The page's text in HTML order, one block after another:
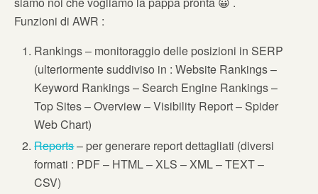
Funzioni di AWR :
Rankings – monitoraggio delle posizioni in SERP
(ulteriormente suddiviso in : Website Rankings –
Keyword Rankings – Search Engine Rankings –
Top Sites – Overview – Visibility Report – Spider
Web Chart)
Reports– per generare report dettagliati (diversi
formati : PDF – HTML – XLS – XML – TEXT –
CSV)